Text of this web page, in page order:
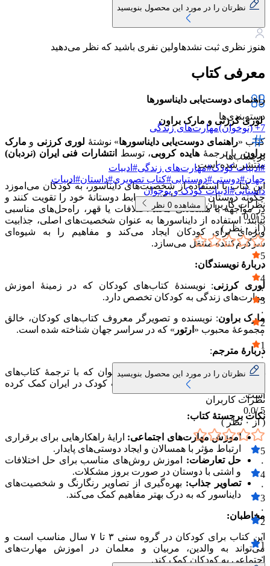
نظرتان را در مورد این محصول بنویسید
هنوز نظری ثبت نشدهاولین نفری باشید که نظر می‌دهید
معرفی کتاب
راهنمای دوست‌یابی دایناسورها
لوری کرزنی و مارک براون
کتاب «راهنمای دوست‌یابی دایناسورها» نوشتهٔ لوری کرزنی و مارک
براون، با ترجمهٔ هایده کروبی، توسط
انتشارات فنی ایران (نردبان)
منتشر شده است.
این کتاب با استفاده از شخصیت‌های دایناسور، به کودکان می‌اموزد
چگونه دوستان جدید پیدا کنند، روابط دوستانهٔ خود را تقویت کنند و
در مواجهه با مشکلاتی مانند اختلافات یا قهر، راه‌حل‌های مناسبی
بیابند. استفاده از دایناسورها به عنوان شخصیت‌های اصلی، جذابیت
ویژه‌ای برای کودکان ایجاد می‌کند و مفاهیم را به شیوه‌ای
سرگرم‌کننده منتقل می‌سازد.
دربارهٔ نویسندگان:
لوری کرزنی: نویسندهٔ کتاب‌های کودکان که در زمینهٔ اموزش
مهارت‌های زندگی به کودکان تخصص دارد.
مارک براون: نویسنده و تصویرگر معروف کتاب‌های کودکان، خالق
مجموعهٔ محبوب « ارتور » که در سراسر جهان شناخته شده است.
دربارهٔ مترجم:
هایده کروبی ، مترجم اثار کودک و نوجوان که با ترجمهٔ کتاب‌های
اموزشی و داستانی، به گسترش ادبیات کودک در ایران کمک کرده
است.
نکات برجستهٔ کتاب:
اموزش مهارت‌های اجتماعی: ارایهٔ راهکارهایی برای برقراری
ارتباط مؤثر با همسالان و ایجاد دوستی‌های پایدار.
حل تعارضات:
اموزش روش‌های مناسب برای حل اختلافات
و اشتی با دوستان در صورت بروز مشکلات.
تصاویر جذاب: بهره‌گیری از تصاویر رنگارنگ و شخصیت‌های
دایناسور که به درک بهتر مفاهیم کمک می‌کند.
مخاطبان:
این کتاب برای کودکان در گروه سنی ۳ تا ۷ سال مناسب است و
می‌تواند به والدین، مربیان و معلمان در اموزش مهارت‌های
اجتماعی به کودکان کمک کند.
دسته‌بندی‌ها
7+ (نوخوان)
مهارت‌های زندگی
برچسب‌ها
#ادبیات کودک#مهارت‌های زندگی# ادبیات
جهان#دوستی#دوستیابی#کتاب تصویری#داستان# ادبیات
داستانی# ادبیات کودک و نوجوان
نظرات کاربران
مشاهده 0 نظر
5 /
0.0
( از
۰ نظر )
5
۰
4
۰
3
۰
2
۰
1
۰
نظرتان را در مورد این محصول بنویسید
نظرات کاربران
5 /
0.0
( از ۰ نظر )
5
۰
4
۰
3
۰
2
۰
1
۰